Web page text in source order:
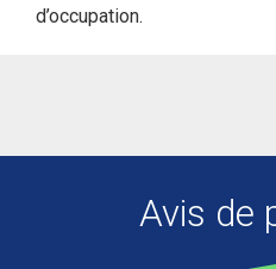
d’occupation.
Avis de